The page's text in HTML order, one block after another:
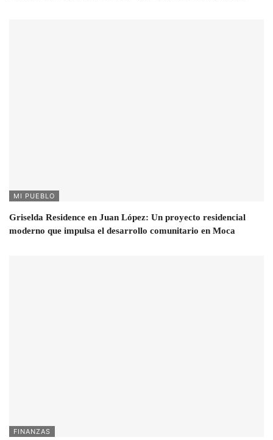
MI PUEBLO
Griselda Residence en Juan López: Un proyecto residencial
moderno que impulsa el desarrollo comunitario en Moca
FINANZAS